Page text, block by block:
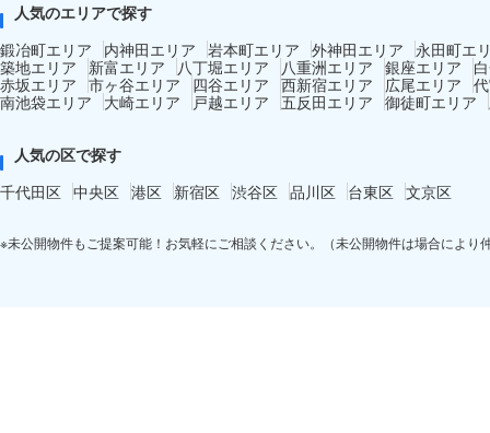
人気のエリアで探す
鍛冶町エリア
内神田エリア 岩本町エリア 外神田エリア
永田町エ
築地エリア
新富エリア 八丁堀エリア 八重洲エリア 銀座エリア
赤坂エリア 市ヶ谷エリア 四谷エリア 西新宿エリア 広尾エリア
南池袋エリア
大崎エリア 戸越エリア 五反田エリア 御徒町エリア
人気の区で探す
千代田区 中央区 港区 新宿区 渋谷区 品川区 台東区 文京区
※未公開物件もご提案可能！お気軽にご相談ください。（未公開物件は場合により